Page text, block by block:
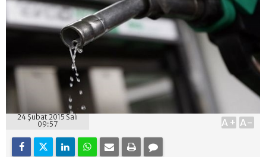
24 Şubat 2015 Salı
09:57
A+ A-